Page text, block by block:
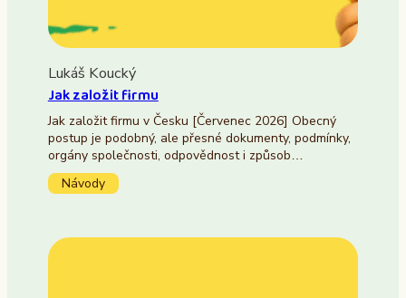
Lukáš Koucký
Jak založit firmu
Jak založit firmu v Česku [Červenec 2026] Obecný
postup je podobný, ale přesné dokumenty, podmínky,
orgány společnosti, odpovědnost i způsob…
Návody